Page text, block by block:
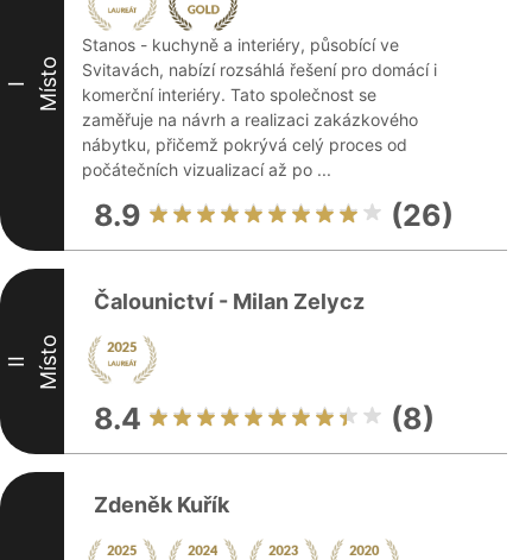
I Místo
Stanos - kuchyně a interiéry, působící ve
Svitavách, nabízí rozsáhlá řešení pro domácí i
komerční interiéry. Tato společnost se
zaměřuje na návrh a realizaci zakázkového
nábytku, přičemž pokrývá celý proces od
počátečních vizualizací až po ...
8.9 (26)
II Místo
Čalounictví - Milan Zelycz
8.4 (8)
Zdeněk Kuřík